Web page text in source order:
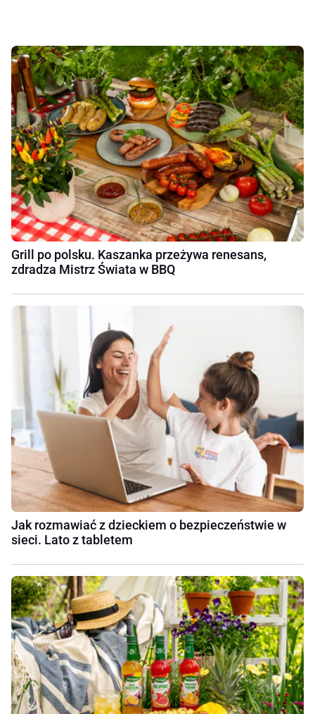
Grill po polsku. Kaszanka przeżywa renesans,
zdradza Mistrz Świata w BBQ
Jak rozmawiać z dzieckiem o bezpieczeństwie w
sieci. Lato z tabletem